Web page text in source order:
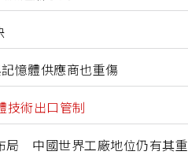
憶體供應商也重傷
術出口管制
局 中國世界工廠地位仍有其重